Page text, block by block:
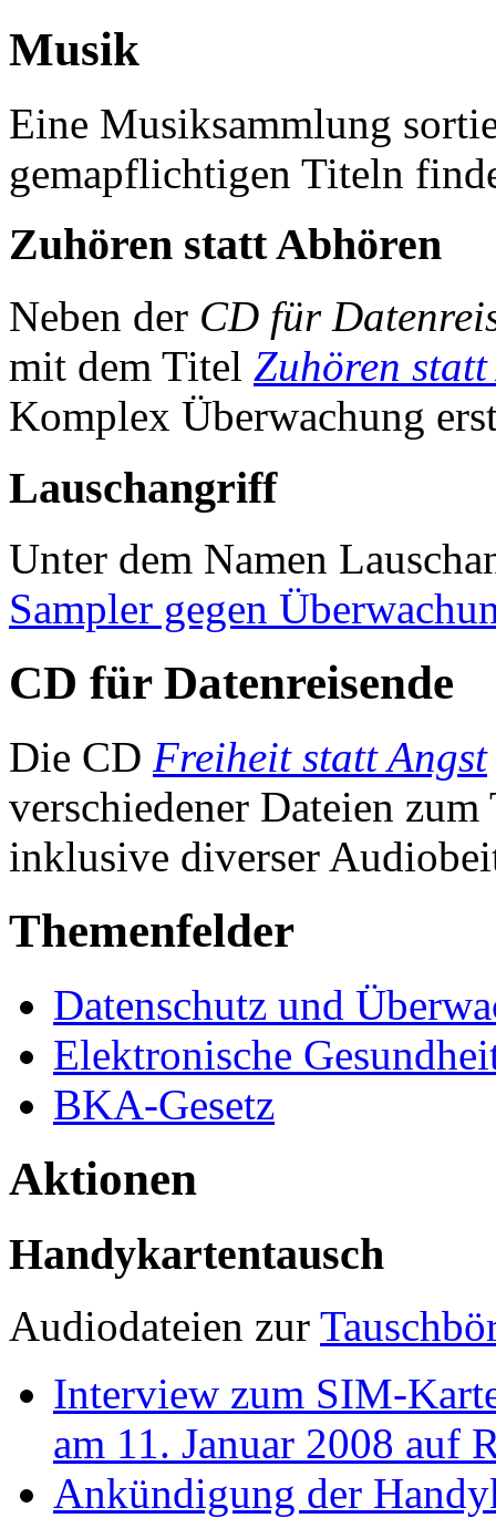
Musik
Eine Musiksammlung
gemapflichtigen Titeln
Zuhören statt Abhören
Neben der CD für
mit dem Titel Zuhören
Komplex Überwachung
Lauschangriff
Unter dem Namen
Sampler gegen
CD für Datenreisende
Die CD Freiheit statt Angst
verschiedener Dateien
inklusive diverser
Themenfelder
Datenschutz und
Elektronische
BKA-Gesetz
Aktionen
Handykartentausch
Audiodateien zur
Interview zum SIM-
am 11. Januar 2008 auf
Ankündigung der